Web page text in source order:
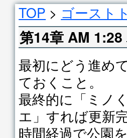
TOP > ゴースト
第14章 AM
最初にどう進め
ておくこと。
最終的に「ミノ
エ」すれば更新
時間経過で公園